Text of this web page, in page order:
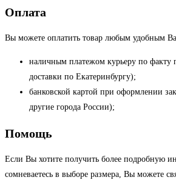
Оплата
Вы можете оплатить товар любым удобным
наличным платежом курьеру по факту
доставки по Екатеринбургу);
банковской картой при оформлении
другие города России);
Помощь
Если Вы хотите получить более подробную
сомневаетесь в выборе размера, Вы можете